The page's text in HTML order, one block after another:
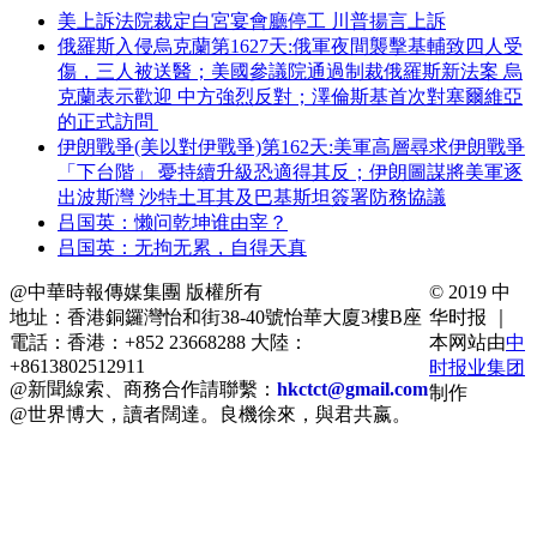
美上訴法院裁定白宮宴會廳停工 川普揚言上訴
俄羅斯入侵烏克蘭第1627天:俄軍夜間襲擊基輔致四人受
傷，三人被送醫；美國參議院通過制裁俄羅斯新法案 烏
克蘭表示歡迎 中方強烈反對；澤倫斯基首次對塞爾維亞
的正式訪問
伊朗戰爭(美以對伊戰爭)第162天:美軍高層尋求伊朗戰爭
「下台階」 憂持續升級恐適得其反；伊朗圖謀將美軍逐
出波斯灣 沙特土耳其及巴基斯坦簽署防務協議
吕国英：懒问乾坤谁由宰？
吕国英：无拘无累，自得天真
@中華時報傳媒集團 版權所有
地址：香港銅鑼灣怡和街38-40號怡華大廈3樓B座
電話：香港：+852 23668288 大陸：
+8613802512911
@新聞線索、商務合作請聯繫： hkctct@gmail.com
@世界博大，讀者闊達。良機徐來，與君共嬴。
© 2019 中
华时报 ｜
本网站由中
时报业集团
制作